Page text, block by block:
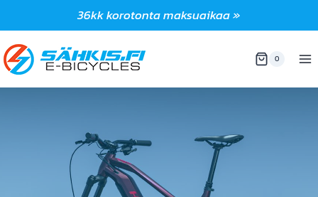
sisältöön
36kk korotonta maksuaikaa »
0